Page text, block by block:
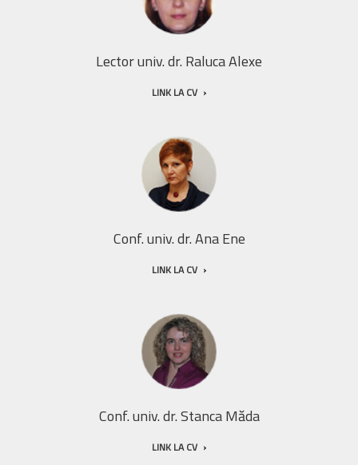
Lector univ. dr. Raluca Alexe
LINK LA CV
Conf. univ. dr. Ana Ene
LINK LA CV
Conf. univ. dr. Stanca Măda
LINK LA CV